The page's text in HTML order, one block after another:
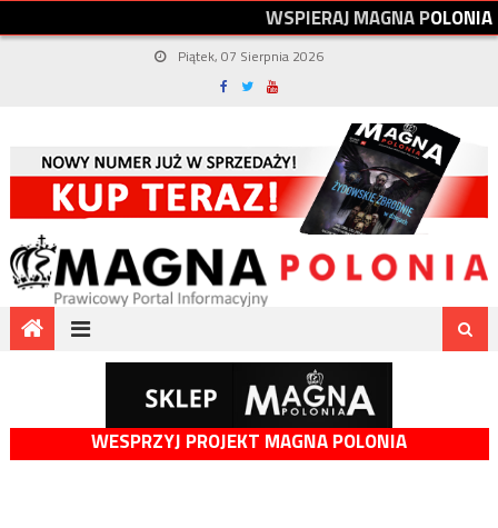
WSPIERAJMAGNAPOLONIA
Piątek, 07 Sierpnia 2026
WESPRZYJ PROJEKT MAGNA POLONIA